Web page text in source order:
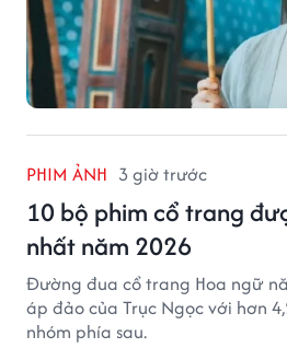
PHIM ẢNH 3 giờ trước
10 bộ phim cổ trang
nhất năm 2026
Đường đua cổ trang Hoa ngữ
áp đảo của Trục Ngọc với hơn
nhóm phía sau.